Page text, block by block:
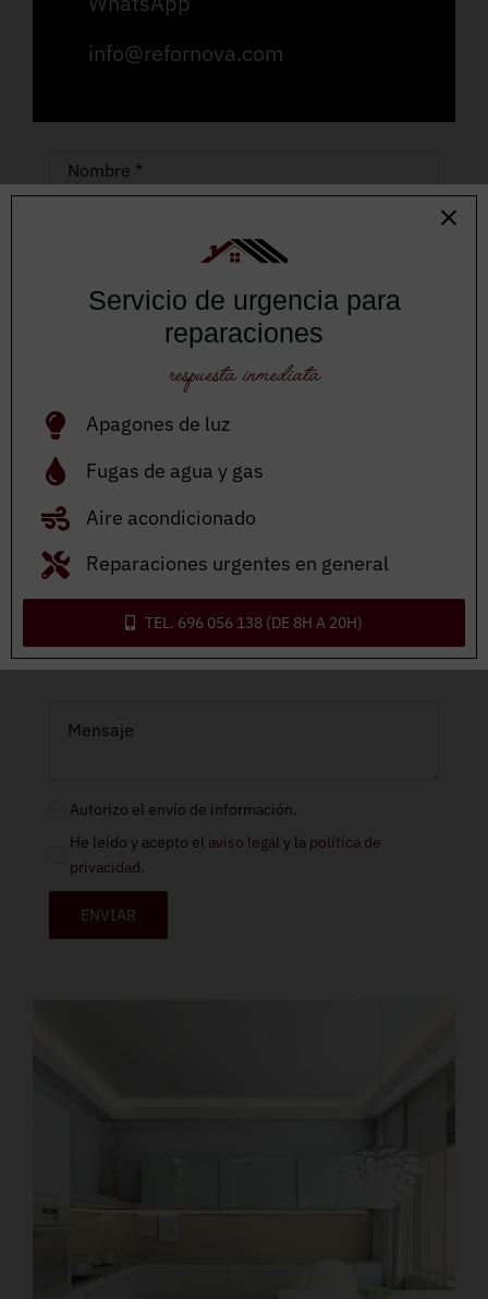
info@refornova.com
Adjuntar archivo
Autorizo el envío de información.
He leído y acepto el aviso legal y la política de
privacidad.
ENVIAR
Servicio de urgencia para
reparaciones
respuesta inmediata
Apagones de luz
Fugas de agua y gas
Aire acondicionado
Reparaciones urgentes en general
TEL. 696 056 138 (DE 8H A 20H)